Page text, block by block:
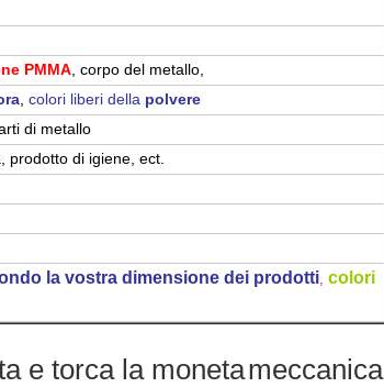
PMMA , corpo del metallo,
colori liberi della polvere
di metallo
prodotto di igiene, ect.
la vostra dimensione dei prodotti, colori
e torca la monetameccanica